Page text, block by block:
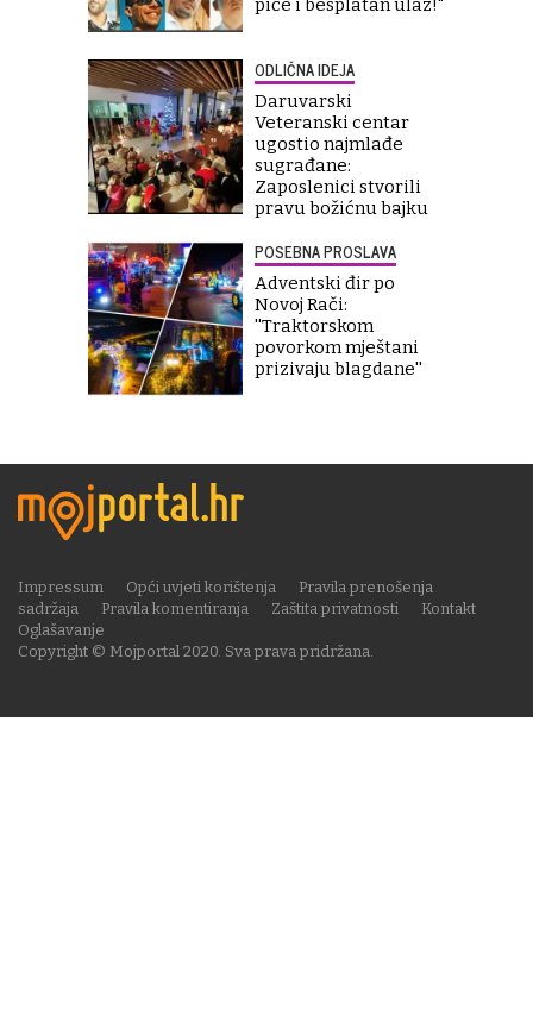
piće i besplatan ulaz!"
ODLIČNA IDEJA
Daruvarski
Veteranski centar
ugostio najmlađe
sugrađane:
Zaposlenici stvorili
pravu božićnu bajku
POSEBNA PROSLAVA
Adventski đir po
Novoj Rači:
''Traktorskom
povorkom mještani
prizivaju blagdane''
Copyright © Mojportal 2020. Sva prava pridržana.
Impressum Opći uvjeti korištenja
Pravila prenošenja
sadržaja
Pravila komentiranja Zaštita privatnosti
Kontakt
Oglašavanje